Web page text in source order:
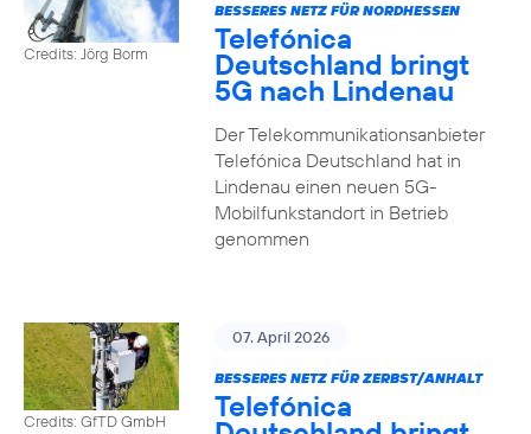
Credits: Jörg Borm
BESSERES NETZ FÜR NORDHESSEN
Telefónica
Deutschland bringt
5G nach Lindenau
Der Telekommunikationsanbieter
Telefónica Deutschland hat in
Lindenau einen neuen 5G-
Mobilfunkstandort in Betrieb
genommen
Credits: GfTD GmbH
07. April 2026
BESSERES NETZ FÜR ZERBST/ANHALT
Telefónica